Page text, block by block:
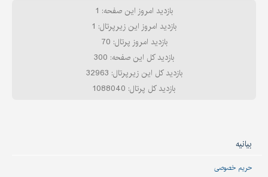
بازدید امروز این صفحه: 1
بازدید امروز این زیرپرتال: 1
بازدید امروز پرتال: 70
بازدید کل این صفحه: 300
بازدید کل این زیرپرتال: 32963
بازدید کل پرتال: 1088040
بیانیه
حریم خصوصی